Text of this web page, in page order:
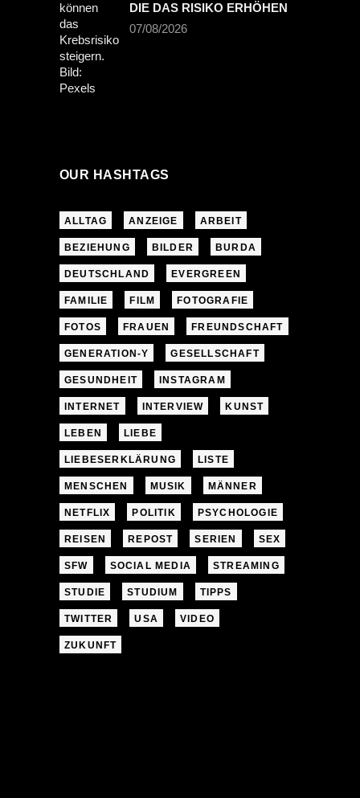
DIE DAS RISIKO ERHÖHEN
07/08/2026
OUR HASHTAGS
ALLTAG ANZEIGE ARBEIT
BEZIEHUNG BILDER BURDA
DEUTSCHLAND EVERGREEN
FAMILIE FILM FOTOGRAFIE
FOTOS FRAUEN FREUNDSCHAFT
GENERATION-Y GESELLSCHAFT
GESUNDHEIT INSTAGRAM
INTERNET INTERVIEW KUNST
LEBEN LIEBE
LIEBESERKLÄRUNG LISTE
MENSCHEN MUSIK MÄNNER
NETFLIX POLITIK PSYCHOLOGIE
REISEN REPOST SERIEN SEX
SFW SOCIAL MEDIA STREAMING
STUDIE STUDIUM TIPPS
TWITTER USA VIDEO
ZUKUNFT